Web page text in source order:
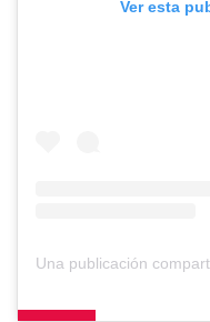
Ver esta